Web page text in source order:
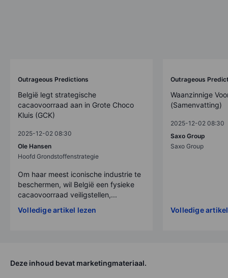
Outrageous Predictions
België legt strategische
cacaovoorraad aan in Grote Choco
Kluis (GCK)
2025-12-02 08:30
Ole Hansen
Hoofd Grondstoffenstrategie
Om haar meest iconische industrie te
beschermen, wil België een fysieke
cacaovoorraad veiligstellen,...
Volledige artikel lezen
Outrageous
Waanzinnige
(Samenvatting)
2025-12-02 08:30
Saxo Group
Saxo Group
Volledige
Deze inhoud bevat marketingmateriaal.